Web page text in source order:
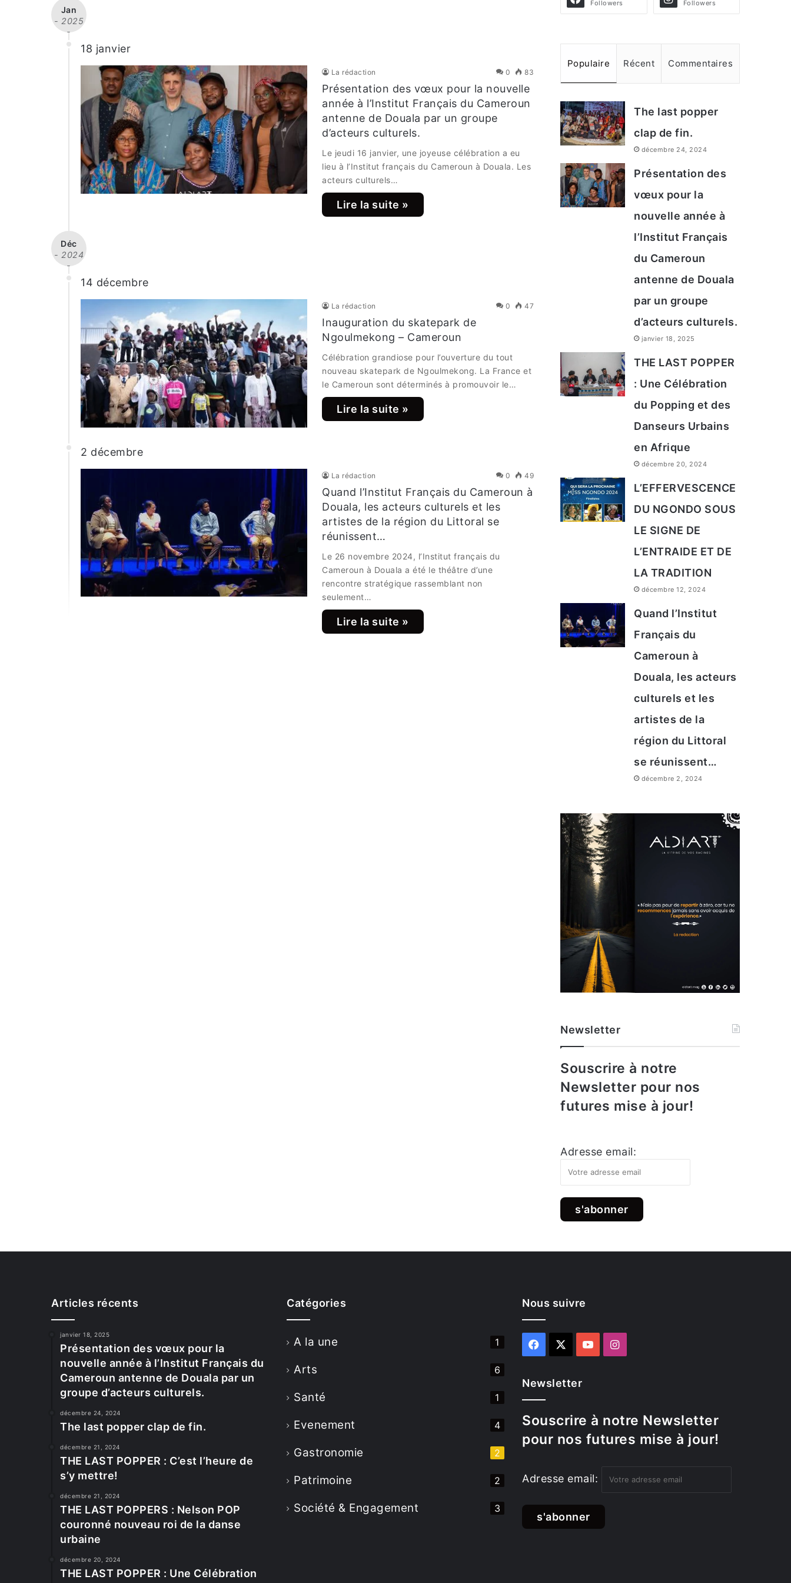
Jan
- 2025
-
18 janvier
La rédaction 0 83
Présentation des vœux pour la nouvelle
année à l’Institut Français du Cameroun
antenne de Douala par un groupe
d’acteurs culturels.
Le jeudi 16 janvier, une joyeuse célébration a eu
lieu à l’Institut français du Cameroun à Douala. Les
acteurs culturels…
Lire la suite »
Déc
- 2024
-
14 décembre
La rédaction 0 47
Inauguration du skatepark de
Ngoulmekong – Cameroun
Célébration grandiose pour l’ouverture du tout
nouveau skatepark de Ngoulmekong. La France et
le Cameroun sont déterminés à promouvoir le…
Lire la suite »
2 décembre
La rédaction 0 49
Quand l’Institut Français du Cameroun à
Douala, les acteurs culturels et les
artistes de la région du Littoral se
réunissent…
Le 26 novembre 2024, l’Institut français du
Cameroun à Douala a été le théâtre d’une
rencontre stratégique rassemblant non
seulement…
Lire la suite »
Followers Followers
Populaire Récent Commentaires
The last popper
clap de fin.
décembre 24, 2024
Présentation des
vœux pour la
nouvelle année à
l’Institut Français
du Cameroun
antenne de Douala
par un groupe
d’acteurs culturels.
janvier 18, 2025
THE LAST POPPER
: Une Célébration
du Popping et des
Danseurs Urbains
en Afrique
décembre 20, 2024
L’EFFERVESCENCE
DU NGONDO SOUS
LE SIGNE DE
L’ENTRAIDE ET DE
LA TRADITION
décembre 12, 2024
Quand l’Institut
Français du
Cameroun à
Douala, les acteurs
culturels et les
artistes de la
région du Littoral
se réunissent…
décembre 2, 2024
Newsletter
Souscrire à notre
Newsletter pour nos
futures mise à jour!
Adresse email:
Articles récents
janvier 18, 2025
Présentation des vœux pour la
nouvelle année à l’Institut Français du
Cameroun antenne de Douala par un
groupe d’acteurs culturels.
décembre 24, 2024
The last popper clap de fin.
décembre 21, 2024
THE LAST POPPER : C’est l’heure de
s’y mettre!
décembre 21, 2024
THE LAST POPPERS : Nelson POP
couronné nouveau roi de la danse
urbaine
décembre 20, 2024
THE LAST POPPER : Une Célébration
Catégories
A la une 1
Arts 6
Santé 1
Evenement 4
Gastronomie 2
Patrimoine 2
Société & Engagement 3
Nous suivre
Facebook YouTubeInstagram
Newsletter
Souscrire à notre Newsletter
pour nos futures mise à jour!
Adresse email: